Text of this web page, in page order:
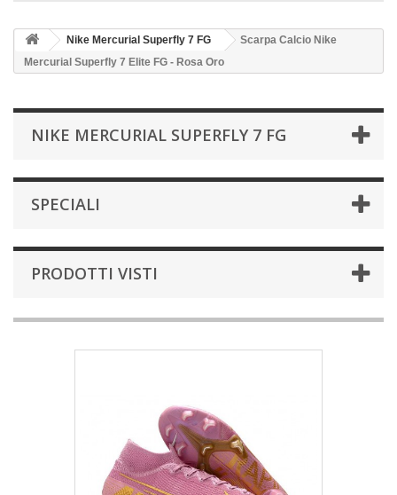
Nike Mercurial Superfly 7 FG
Scarpa Calcio Nike
Mercurial Superfly 7 Elite FG - Rosa Oro
NIKE MERCURIAL SUPERFLY 7 FG
SPECIALI
PRODOTTI VISTI